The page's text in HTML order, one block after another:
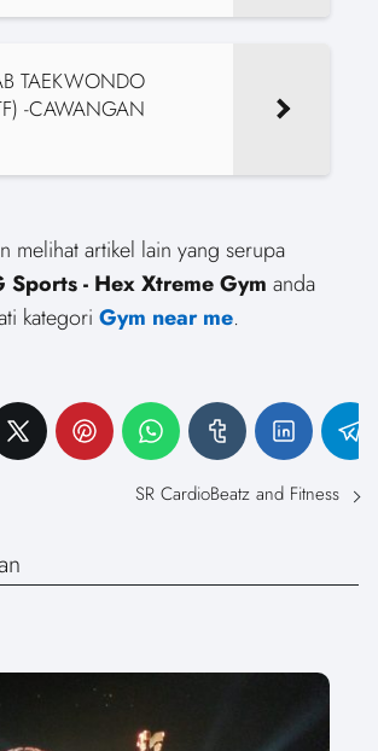
TAEKWONDO
-CAWANGAN
melihat artikel lain yang serupa
Sports - Hex Xtreme Gym anda
kategori Gym near me.
SR CardioBeatz and Fitness